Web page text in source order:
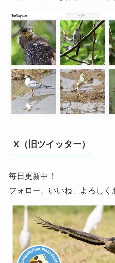
X（旧ツイッター）
毎日更新中！
フォロー、いいね、よろしく